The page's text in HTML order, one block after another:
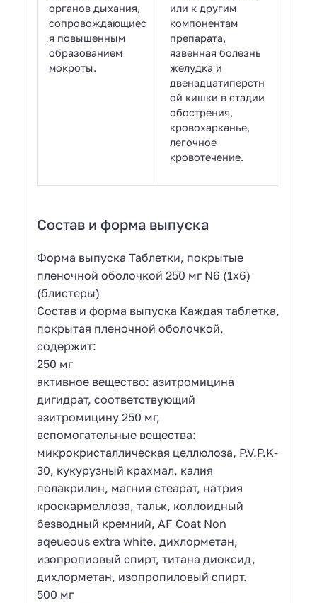
органов дыхания,
сопровождающиес
я повышенным
образованием
мокроты.
или к другим
компонентам
препарата,
язвенная болезнь
желудка и
двенадцатиперстн
ой кишки в стадии
обострения,
кровохарканье,
легочное
кровотечение.
Состав и форма выпуска
Форма выпуска Таблетки, покрытые
пленочной оболочкой 250 мг N6 (1х6)
(блистеры)
Состав и форма выпуска Каждая таблетка,
покрытая пленочной оболочкой,
содержит:
250 мг
активное вещество: азитромицина
дигидрат, соответствующий
азитромицину 250 мг,
вспомогательные вещества:
микрокристаллическая целлюлоза, P.V.P.K-
30, кукурузный крахмал, калия
полакрилин, магния стеарат, натрия
кроскармеллоза, тальк, коллоидный
безводный кремний, AF Coat Non
aqeueous extra white, дихлорметан,
изопропиовый спирт, титана диоксид,
дихлорметан, изопропиловый спирт.
500 мг